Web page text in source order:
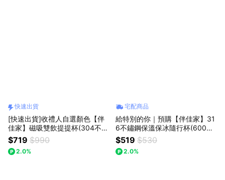
快速出貨
[快速出貨]收禮人自選顏色【伴
佳家】磁吸雙飲提提杯(304不鏽
鋼)(保溫瓶/保冷杯/水壺)(多色可
選)｜生日禮物｜送禮推薦｜情人
禮｜閨蜜禮｜母親節禮物｜父親
$719 $990
2.0%
宅配商品
給特別的你｜預購【伴佳家】31
6不鏽鋼保溫保冰隨行杯(600ml/
900ml)｜生日禮物｜送禮推薦｜
情人禮｜露營推薦
$519 $530
2.0%